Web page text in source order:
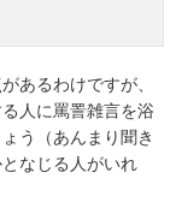
あるわけですが、
人に罵詈雑言を浴
う（あんまり聞き
なじる人がいれ